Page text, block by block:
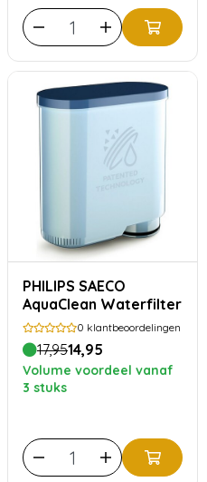
PHILIPS SAECO
AquaClean Waterfilter
0 klantbeoordelingen
17,9514,95
Volume voordeel vanaf
3 stuks